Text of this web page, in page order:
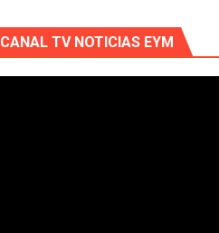
CANAL TV NOTICIAS EYM